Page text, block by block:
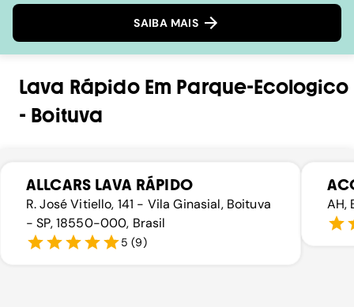
SAIBA MAIS
Lava RápidoEm Parque-Ecologico
- Boituva
ALLCARS LAVA RÁPIDO
R. José Vitiello, 141 - Vila Ginasial, Boituva
- SP, 18550-000, Brasil
5 (9)
AH,